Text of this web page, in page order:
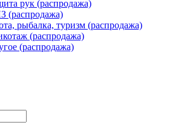
рук (распродажа)
(распродажа)
рыбалка, туризм (распродажа)
(распродажа)
(распродажа)